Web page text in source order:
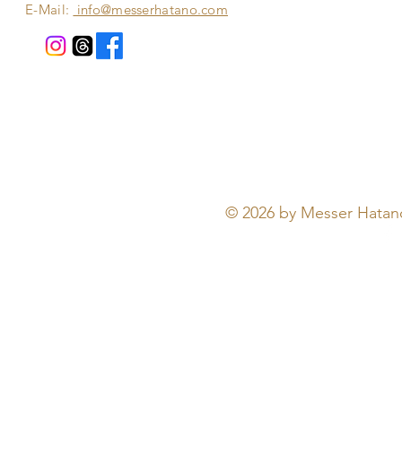
E-Mail: info@messerhatano.com
© 2026 by Messer